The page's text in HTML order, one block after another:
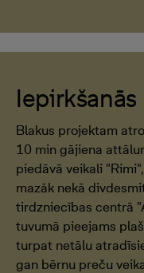
Iepirkšanās
Blakus projektam
10 min gājiena
piedāvā veikali
mazāk nekā
tirdzniecības centrā
tuvumā pieejams
turpat netālu
gan bērnu preču